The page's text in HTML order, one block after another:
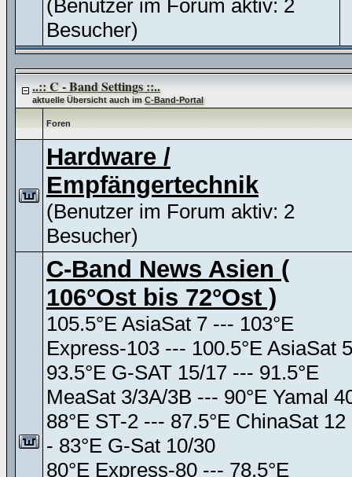
(Benutzer im Forum aktiv: 2
Besucher)
..:: C - Band Settings ::..
aktuelle Übersicht auch imC-Band-Portal
Foren
Hardware /
Empfängertechnik
(Benutzer im Forum aktiv: 2
Besucher)
C-Band News Asien (
106°Ost bis 72°Ost )
105.5°E AsiaSat 7 --- 103°E
Express-103 --- 100.5°E AsiaSat 5
93.5°E G-SAT 15/17 --- 91.5°E
MeaSat 3/3A/3B --- 90°E Yamal
88°E ST-2 --- 87.5°E ChinaSat 12
- 83°E G-Sat 10/30
80°E Express-80 --- 78.5°E